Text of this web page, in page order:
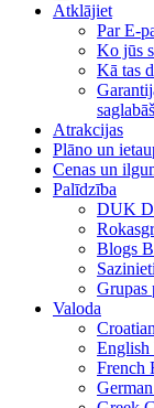
Atklājiet
Par E-
Ko jūs
Kā tas
Atrakcijas
Plāno un
Cenas un
Palīdzība
DUK
Blogs
Grupas
Valoda
Croatian
English
French
German